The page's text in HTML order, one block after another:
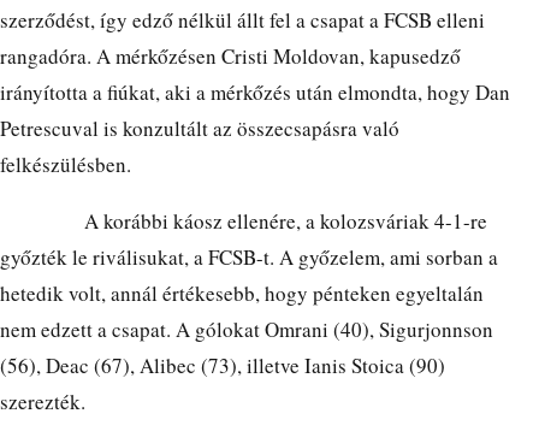
szerződést, így edző nélkül állt fel a csapat a FCSB elleni
rangadóra. A mérkőzésen Cristi Moldovan, kapusedző
irányította a fiúkat, aki a mérkőzés után elmondta, hogy Dan
Petrescuval is konzultált az összecsapásra való
felkészülésben.
A korábbi káosz ellenére, a kolozsváriak 4-1-re
győzték le riválisukat, a FCSB-t. A győzelem, ami sorban a
hetedik volt, annál értékesebb, hogy pénteken egyeltalán
nem edzett a csapat. A gólokat Omrani (40), Sigurjonnson
(56), Deac (67), Alibec (73), illetve Ianis Stoica (90)
szerezték.